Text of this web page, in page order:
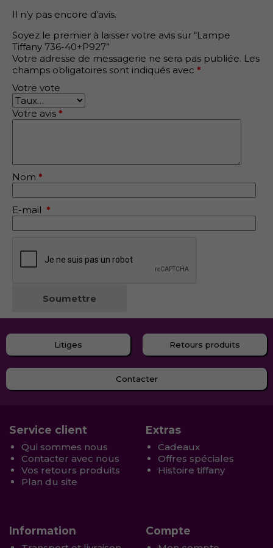
Il n’y pas encore d’avis.
Soyez le premier à laisser votre avis sur “Lampe
Tiffany 736-40+P927”
Votre adresse de messagerie ne sera pas publiée. Les
champs obligatoires sont indiqués avec *
Votre vote
Votre avis *
Nom *
E-mail *
Litiges Retours produits
Contacter
Service client
Qui sommes nous
Contacter avec nous
Vos retours produits
Plan du site
Extras
Cadeaux
Offres spéciales
Histoire tiffany
Information Compte